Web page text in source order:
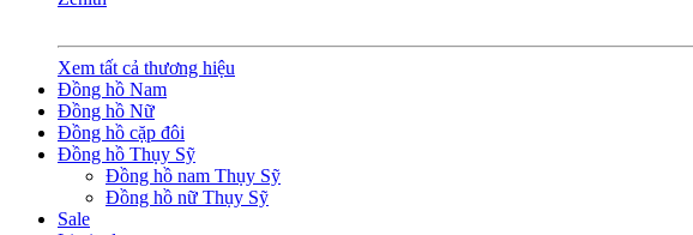
Xem tất cả thương hiệu
Đồng hồ Nam
Đồng hồ Nữ
Đồng hồ cặp đôi
Đồng hồ Thụy Sỹ
Đồng hồ nam Thụy Sỹ
Đồng hồ nữ Thụy Sỹ
Sale